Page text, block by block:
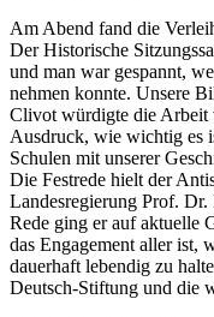
Am Abend fand die
Der Historische
und man war gespannt,
nehmen konnte. Unsere
Clivot würdigte die Arbeit
Ausdruck, wie wichtig es
Schulen mit unserer
Die Festrede hielt der
Landesregierung Prof.
Rede ging er auf aktuelle
das Engagement aller ist,
dauerhaft lebendig zu
Deutsch-Stiftung und die